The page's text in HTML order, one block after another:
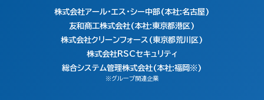
株式会社アール・エス・シー中部(本社:名古屋)
友和商工株式会社(本社:東京都港区)
株式会社クリーンフォース(東京都荒川区)
株式会社RSCセキュリティ
総合システム管理株式会社(本社:福岡※)
※グループ関連企業